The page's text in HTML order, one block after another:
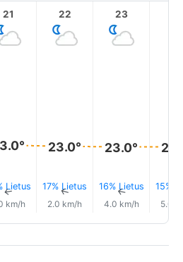
21
Lietus
↑
km/h
22
23.0°
17% Lietus
↑
2.0 km/h
23
23.0°
16% Lietus
↑
4.0 km/h
15%
5.0